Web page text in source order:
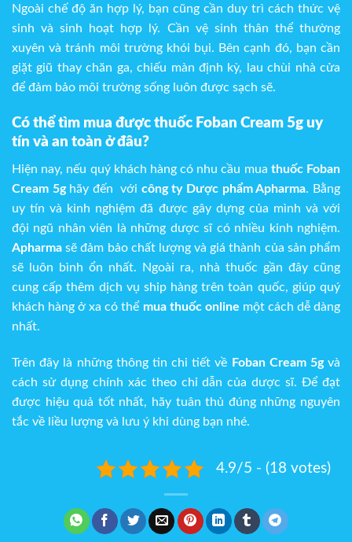
Ngoài chế độ ăn hợp lý, bạn cũng cần duy trì cách thức vệ
sinh và sinh hoạt hợp lý. Cần vệ sinh thân thể thường
xuyên và tránh môi trường khói bụi. Bên cạnh đó, bạn cần
giặt giũ thay chăn ga, chiếu màn định kỳ, lau chùi nhà cửa
để đảm bảo môi trường sống luôn được sạch sẽ.
Có thể tìm mua được thuốc Foban Cream 5g uy
tín và an toàn ở đâu?
Hiện nay, nếu quý khách hàng có nhu cầu mua thuốc Foban
Cream 5ghãy đến với công ty Dược phẩm Apharma. Bằng
uy tín và kinh nghiệm đã được gây dựng của mình và với
đội ngũ nhân viên là những dược sĩ có nhiều kinh nghiệm.
Apharma sẽ đảm bảo chất lượng và giá thành của sản phẩm
sẽ luôn bình ổn nhất. Ngoài ra, nhà thuốc gần đây cũng
cung cấp thêm dịch vụ ship hàng trên toàn quốc, giúp quý
khách hàng ở xa có thể mua thuốc online một cách dễ dàng
nhất.
Trên đây là những thông tin chi tiết về Foban Cream 5gvà
cách sử dụng chính xác theo chỉ dẫn của dược sĩ. Để đạt
được hiệu quả tốt nhất, hãy tuân thủ đúng những nguyên
tắc về liều lượng và lưu ý khi dùng bạn nhé.
4.9/5 - (18 votes)